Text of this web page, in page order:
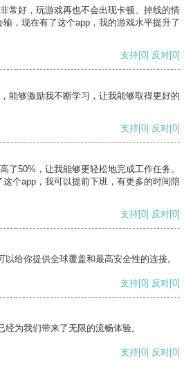
常好，玩游戏再也不会出现卡顿、掉线的情
，现在有了这个app，我的游戏水平提升了
支持[0] 反对[0]
能够激励我不断学习，让我能够取得更好的
支持[0] 反对[0]
了50%，让我能够更轻松地完成工作任务。
个app，我可以提前下班，有更多的时间陪
支持[0] 反对[0]
给你提供全球覆盖和最高安全性的连接。
支持[0] 反对[0]
为我们带来了无限的流畅体验。
支持[0] 反对[0]